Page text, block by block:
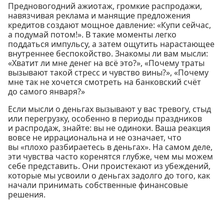
Предновогодний ажиотаж, громкие распродажи,
навязчивая реклама и манящие предложения
кредитов создают мощное давление: «Купи сейчас,
а подумай потом!». В такие моменты легко
поддаться импульсу, а затем ощутить нарастающее
внутреннее беспокойство. Знакомы ли вам мысли:
«Хватит ли мне денег на всё это?», «Почему траты
вызывают такой стресс и чувство вины?», «Почему
мне так не хочется смотреть на банковский счёт
до самого января?»
Если мысли о деньгах вызывают у вас тревогу, стыд
или перегрузку, особенно в периоды праздников
и распродаж, знайте: вы не одиноки. Ваша реакция
вовсе не иррациональна и не означает, что
вы «плохо разбираетесь в деньгах». На самом деле,
эти чувства часто коренятся глубже, чем мы можем
себе представить. Они проистекают из убеждений,
которые мы усвоили о деньгах задолго до того, как
начали принимать собственные финансовые
решения.